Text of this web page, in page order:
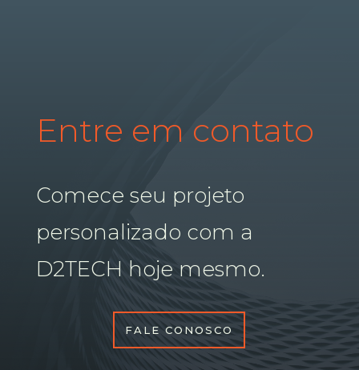
Entre em contato
Comece seu projeto
personalizado com a
D2TECH hoje mesmo.
FALE CONOSCO